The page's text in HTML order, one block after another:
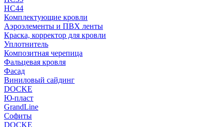
НС44
Комплектующие кровли
Аэроэлементы и ПВХ ленты
Краска, корректор для кровли
Уплотнитель
Композитная черепица
Фальцевая кровля
Фасад
Виниловый сайдинг
DOCKE
Ю-пласт
GrandLine
Софиты
DOCKE